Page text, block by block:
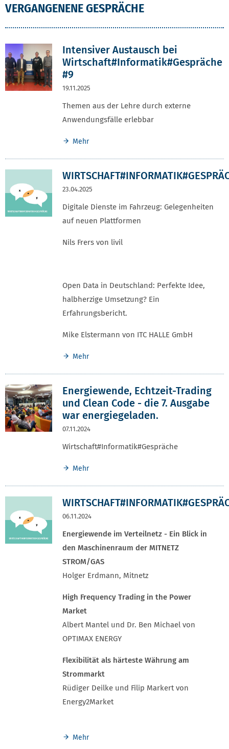
VERGANGENENE GESPRÄCHE
Intensiver Austausch bei
Wirtschaft#Informatik#Gespräche
#9
19.11.2025
Themen aus der Lehre durch externe
Anwendungsfälle erlebbar
Mehr
23.04.2025
Digitale Dienste im Fahrzeug: Gelegenheiten
auf neuen Plattformen
Nils Frers von livil
Open Data in Deutschland: Perfekte Idee,
halbherzige Umsetzung? Ein
Erfahrungsbericht.
Mike Elstermann von ITC HALLE GmbH
Mehr
Energiewende, Echtzeit-Trading
und Clean Code - die 7. Ausgabe
war energiegeladen.
07.11.2024
Wirtschaft#Informatik#Gespräche
Mehr
06.11.2024
Energiewende im Verteilnetz - Ein Blick in
den Maschinenraum der MITNETZ
STROM/GAS
Holger Erdmann, Mitnetz
High Frequency Trading in the Power
Market
Albert Mantel und Dr. Ben Michael von
OPTIMAX ENERGY
Flexibilität als härteste Währung am
Strommarkt
Rüdiger Deilke und Filip Markert von
Energy2Market
Mehr